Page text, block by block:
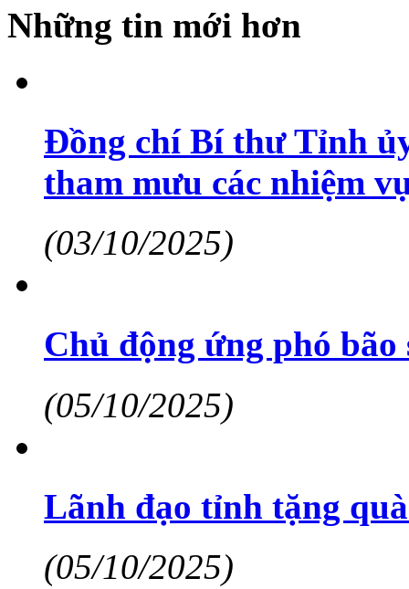
Những tin mới hơn
Đồng chí Bí thư Tỉnh
tham mưu các nhiệm
(03/10/2025)
Chủ động ứng phó bão
(05/10/2025)
Lãnh đạo tỉnh tặng
(05/10/2025)